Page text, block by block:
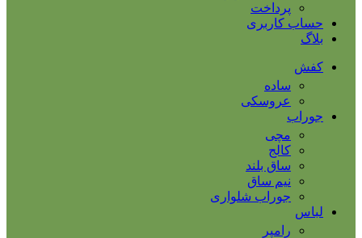
پرداخت
حساب کاربری
بلاگ
کفش
ساده
عروسکی
جوراب
مچی
کالج
ساق بلند
نیم ساق
جوراب شلواری
لباس
رامپر